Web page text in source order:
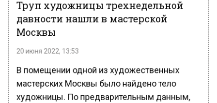
давности нашли в мастерской
Москвы
20 июня 2022, 13:53
В помещении одной из художественных
мастерских Москвы было найдено тело
художницы. По предварительным данным,